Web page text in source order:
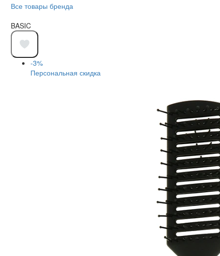
Все товары бренда
BASIC
-3%
Персональная скидка